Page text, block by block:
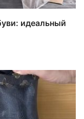
идеальный